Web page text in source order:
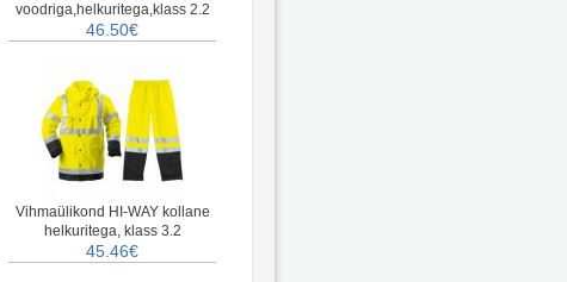
voodriga,helkuritega,klass 2.2
46.50€
Vihmaülikond HI-WAY kollane
helkuritega, klass 3.2
45.46€